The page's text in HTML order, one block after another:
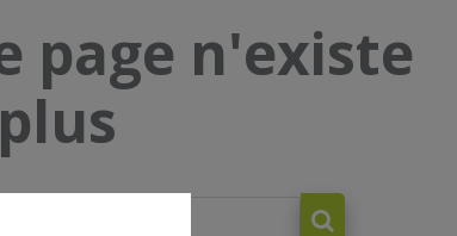
page n'existe
plus